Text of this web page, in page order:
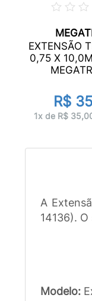
EXTENSÃO
0,75 X
R$
1x de R$
A
14136).
Modelo: